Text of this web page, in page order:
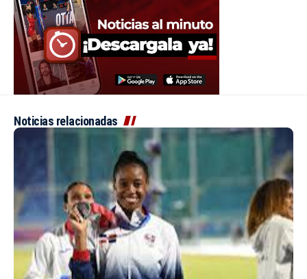
Noticias relacionadas